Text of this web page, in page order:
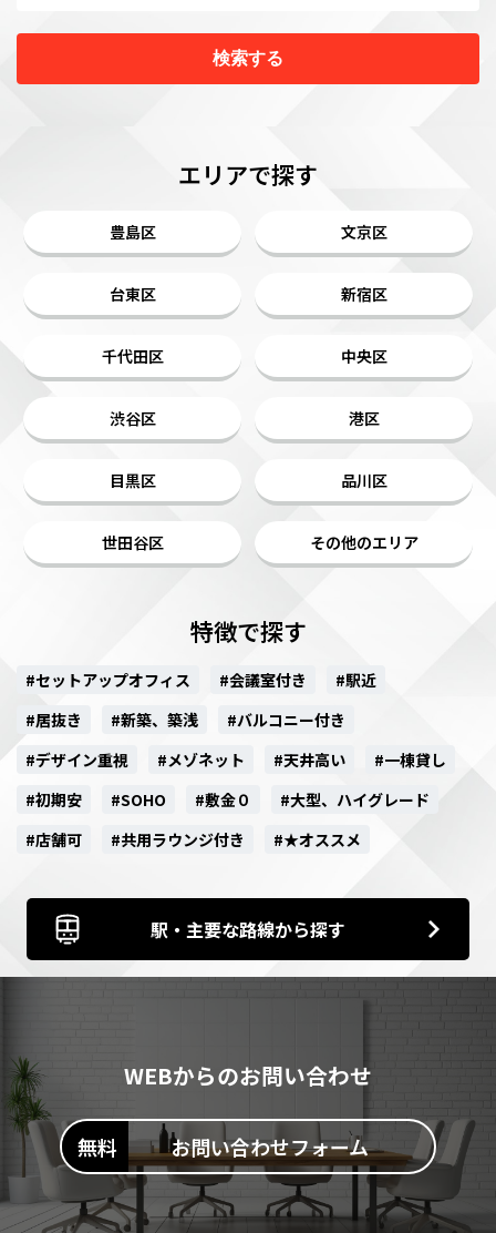
検索する
エリアで探す
豊島区 文京区
台東区 新宿区
千代田区 中央区
渋谷区 港区
目黒区 品川区
世田谷区 その他のエリア
特徴で探す
#セットアップオフィス #会議室付き
#駅近
#居抜き
#新築、築浅
#バルコニー付き
#デザイン重視
#メゾネット #天井高い
#一棟貸し
#初期安
#SOHO #敷金０
#大型、ハイグレード
#店舗可
#共用ラウンジ付き #★オススメ
駅・主要な路線から探す
WEBからのお問い合わせ
お問い合わせフォーム